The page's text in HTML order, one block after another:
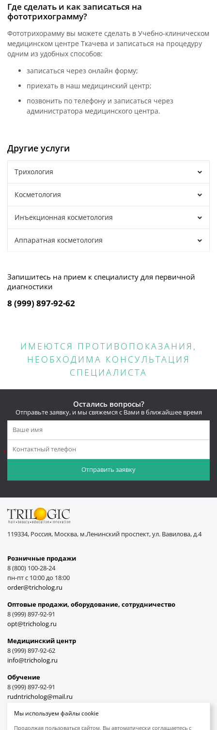
Где сделать и как записаться на
фототрихограмму?
Фототрихорамму вы можете сделать в Учебно-клиническом
медицинском центре Ткачева и записаться на процедуру
одним из удобных способов:
записаться через онлайн форму;
приехать в наш медицинский центр;
позвонить по телефону и записаться через
администратора медицинского центра.
Другие услуги
Трихология
Косметология
Инъекционная косметология
Аппаратная косметология
Запишитесь на прием к специалисту для первичной
диагностики
8 (999) 897-92-62
ИМЕЮТСЯ ПРОТИВОПОКАЗАНИЯ,
НЕОБХОДИМА КОНСУЛЬТАЦИЯ
СПЕЦИАЛИСТА
Остались вопросы?
Отправьте заявку, и мы свяжемся с Вами в ближайшее время
*
119334, Россия, Москва, м.Ленинский проспект, ул. Вавилова, д.4
Розничные продажи
8 (800) 100-28-24
пн-пт с 10:00 до 18:00
order@tricholog.ru
Оптовые продажи, оборудование, cотрудничество
8 (999) 897-92-91
opt@tricholog.ru
Медицинский центр
8 (999) 897-92-62
info@tricholog.ru
Обучение
8 (999) 897-92-91
rudntricholog@mail.ru
Мы используем файлы cookie
Продолжая пользоваться сайтом, Вы автоматически соглашаетесь с